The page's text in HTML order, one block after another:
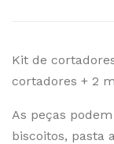
Kit de
cortadores + 2
As peças
biscoitos, pasta